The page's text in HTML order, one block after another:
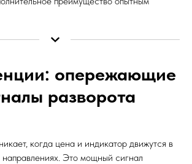
опережающие
разворота
когда цена и индикатор движутся в
направлениях. Это мощный сигнал